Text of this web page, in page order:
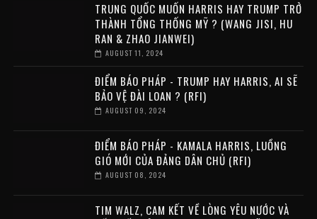
TRUNG QUỐC MUỐN HARRIS HAY TRUMP TRỞ
THÀNH TỔNG THỐNG MỸ ? (WANG JISI, HU
RAN & ZHAO JIANWEI)
AUGUST 11, 2024
ĐIỂM BÁO PHÁP - TRUMP HAY HARRIS, AI SẼ
BẢO VỆ ĐÀI LOAN ? (RFI)
AUGUST 09, 2024
ĐIỂM BÁO PHÁP - KAMALA HARRIS, LUỒNG
GIÓ MỚI CỦA ĐẢNG DÂN CHỦ (RFI)
AUGUST 08, 2024
TIM WALZ, CAM KẾT VỀ LÒNG YÊU NƯỚC VÀ